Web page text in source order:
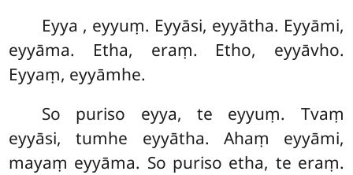
Eyya , eyyuṃ. Eyyāsi, eyyātha. Eyyāmi,
eyyāma. Etha, eraṃ. Etho, eyyāvho.
Eyyaṃ, eyyāmhe.
So puriso eyya, te eyyuṃ. Tvaṃ
eyyāsi, tumhe eyyātha. Ahaṃ eyyāmi,
mayaṃ eyyāma. So puriso etha, te eraṃ.